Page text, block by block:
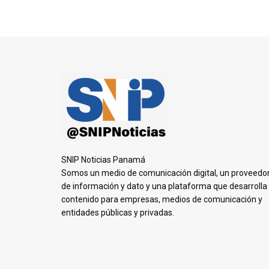
SNIP Noticias Panamá
Somos un medio de comunicación digital, un
de información y dato y una plataforma que desarrolla
contenido para empresas, medios de comunicación y
entidades públicas y privadas.